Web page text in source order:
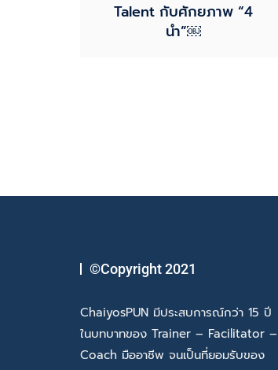
Talent กับศักยภาพ “4
นำ”￼
©Copyright 2021
ChaiyosPUN มีประสบการณ์กว่า 15 ปี
ในบทบาทของ Trainer – Facilitator –
Coach มืออาชีพ จนเป็นที่ยอมรับของ